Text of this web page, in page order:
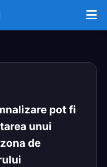
pot fi
unui
de